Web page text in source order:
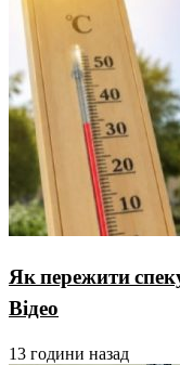
Як пережити
Відео
13 години назад